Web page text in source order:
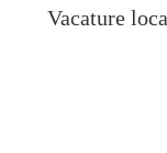
Vacature